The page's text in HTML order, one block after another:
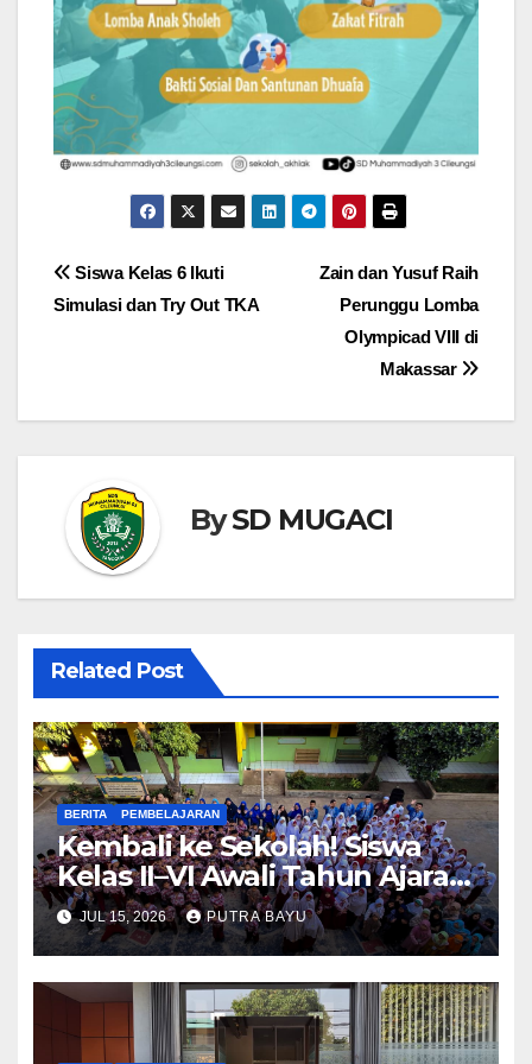
Navigasi
Zain dan Yusuf Raih
Perunggu Lomba
Olympicad VIII di
Makassar
Siswa Kelas 6 Ikuti
Simulasi dan Try Out TKA
BySD MUGACI
Related Post
BERITA PEMBELAJARAN
Kembali ke Sekolah! Siswa
Kelas II–VI Awali Tahun Ajaran
Baru
JUL 15, 2026 PUTRA BAYU